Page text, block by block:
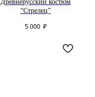
Древнерусский костюм
“Стрелец”
5 000 ₽